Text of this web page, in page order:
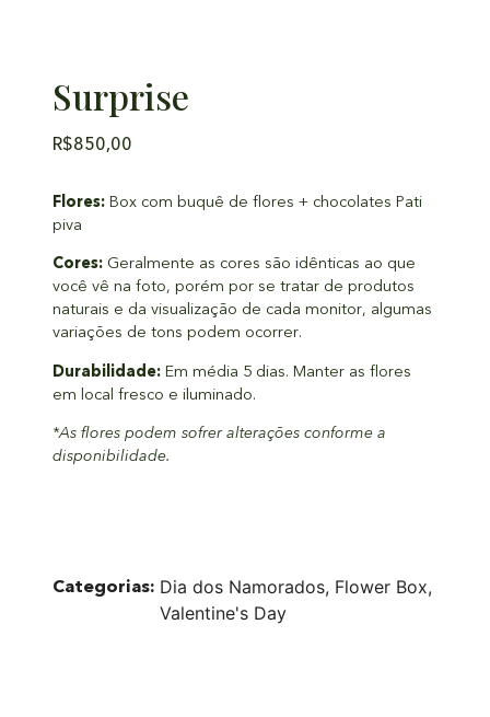
Surprise
R$850,00
Flores: Box com buquê de flores + chocolates Pati
piva
Cores: Geralmente as cores são idênticas ao que
você vê na foto, porém por se tratar de produtos
naturais e da visualização de cada monitor, algumas
variações de tons podem ocorrer.
Durabilidade: Em média 5 dias. Manter as flores
em local fresco e iluminado.
*As flores podem sofrer alterações conforme a
disponibilidade.
Categorias: Dia dos Namorados, Flower Box,
Valentine's Day